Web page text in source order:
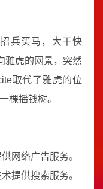
兵买马，大干快
雅虎的网景，突然
取代了雅虎的位
棵摇钱树。
网络广告服务。
提供搜索服务。